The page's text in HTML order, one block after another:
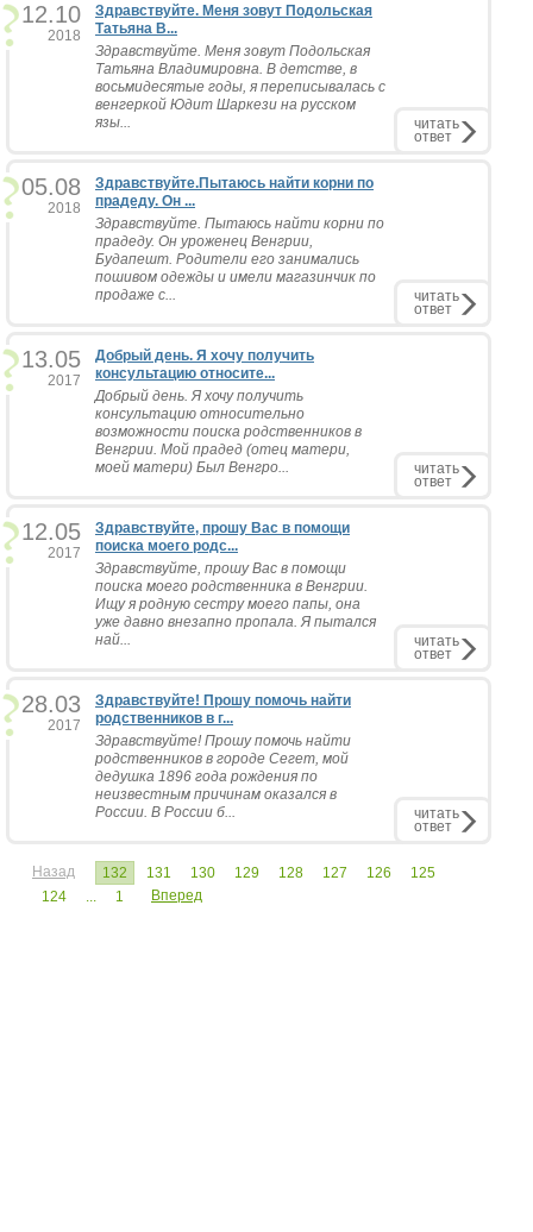
12.10
2018
Здравствуйте. Меня зовут Подольская
Татьяна В...
Здравствуйте. Меня зовут Подольская
Татьяна Владимировна. В детстве, в
восьмидесятые годы, я переписывалась с
венгеркой Юдит Шаркези на русском
язы...
читать
ответ
05.08
2018
Здравствуйте.Пытаюсь найти корни по
прадеду. Он ...
Здравствуйте. Пытаюсь найти корни по
прадеду. Он уроженец Венгрии,
Будапешт. Родители его занимались
пошивом одежды и имели магазинчик по
продаже с...
читать
ответ
13.05
2017
Добрый день. Я хочу получить
консультацию относите...
Добрый день. Я хочу получить
консультацию относительно
возможности поиска родственников в
Венгрии. Мой прадед (отец матери,
моей матери) Был Венгро...
читать
ответ
12.05
2017
Здравствуйте, прошу Вас в помощи
поиска моего родс...
Здравствуйте, прошу Вас в помощи
поиска моего родственника в Венгрии.
Ищу я родную сестру моего папы, она
уже давно внезапно пропала. Я пытался
най...
читать
ответ
28.03
2017
Здравствуйте! Прошу помочь найти
родственников в г...
Здравствуйте! Прошу помочь найти
родственников в городе Сегет, мой
дедушка 1896 года рождения по
неизвестным причинам оказался в
России. В России б...
читать
ответ
Назад 132 131 130 129 128 127 126
125
124
... 1 Вперед